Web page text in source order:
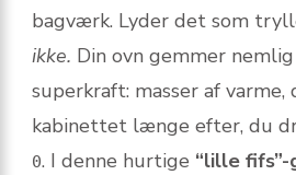
bagværk. Lyder det som
ikke. Din ovn gemmer
superkraft: masser af varme,
kabinettet længe efter, du
0. I denne hurtige “lille fifs”-